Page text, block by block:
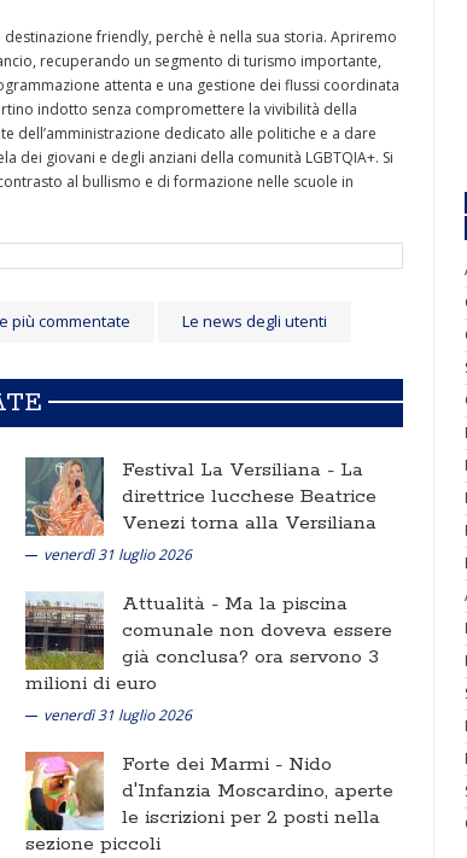
friendly, perchè è nella sua storia. Apriremo
recuperando un segmento di turismo importante,
attenta e una gestione dei flussi coordinata
indotto senza compromettere la vivibilità della
dell’amministrazione dedicato alle politiche e a dare
dei giovani e degli anziani della comunità LGBTQIA+. Si
al bullismo e di formazione nelle scuole in
più commentate Le news degli utenti
Festival La Versiliana - La
direttrice lucchese Beatrice
Venezi torna alla Versiliana
venerdì 31 luglio 2026
Attualità - Ma la piscina
comunale non doveva essere
già conclusa? ora servono 3
milioni di euro
venerdì 31 luglio 2026
Forte dei Marmi - Nido
d'Infanzia Moscardino, aperte
le iscrizioni per 2 posti nella
sezione piccoli